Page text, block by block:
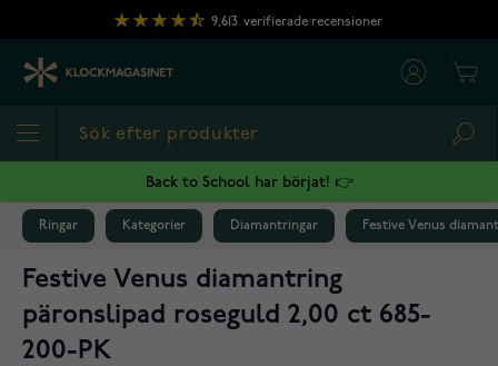
Hoppa till innehållet
9,613 verifierade recensioner
Back to School har börjat! 👉
Ringar Kategorier Diamantringar Festive Venus
Festive Venus diamantring
päronslipad roseguld 2,00 ct 685-
200-PK